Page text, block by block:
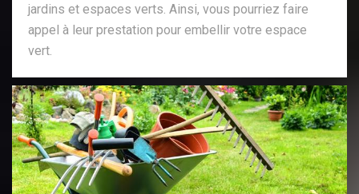
jardins et espaces verts. Ainsi, vous pourriez faire
appel à leur prestation pour embellir votre espace
vert.